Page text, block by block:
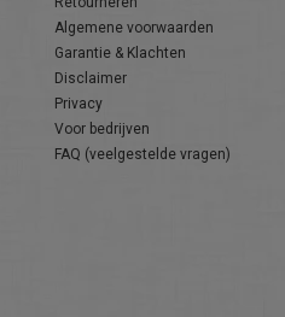
Algemene voorwaarden
Garantie & Klachten
Disclaimer
Privacy
Voor bedrijven
FAQ (veelgestelde vragen)